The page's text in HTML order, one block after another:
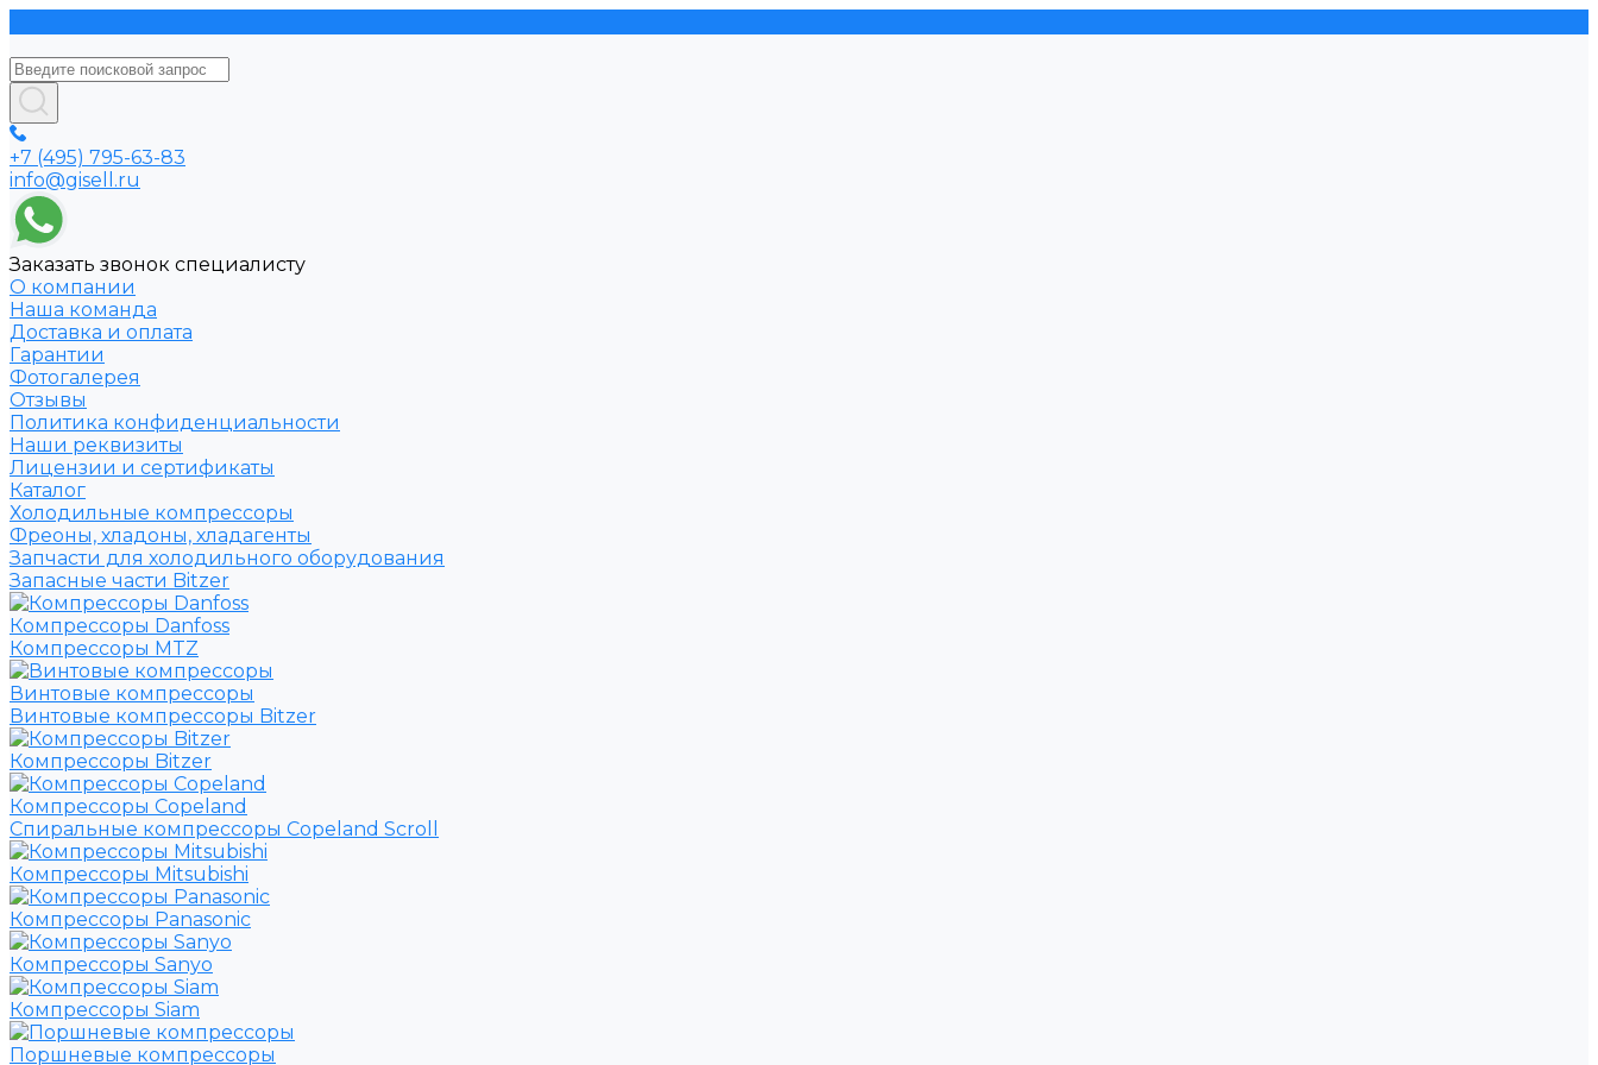
+7 (495) 795-63-83
info@gisell.ru
Заказать звонок специалисту
О компании
Наша команда
Доставка и оплата
Гарантии
Фотогалерея
Отзывы
Политика конфиденциальности
Наши реквизиты
Лицензии и сертификаты
Каталог
Холодильные компрессоры
Фреоны, хладоны, хладагенты
Запчасти для холодильного оборудования
Запасные части Bitzer
Компрессоры Danfoss
Компрессоры MTZ
Винтовые компрессоры
Винтовые компрессоры Bitzer
Компрессоры Bitzer
Компрессоры Copeland
Спиральные компрессоры Copeland Scroll
Компрессоры Mitsubishi
Компрессоры Panasonic
Компрессоры Sanyo
Компрессоры Siam
Поршневые компрессоры